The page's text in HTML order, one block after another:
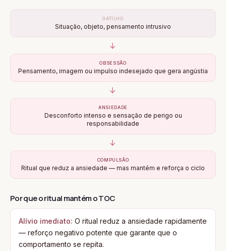
GATILHO
Situação, objeto, pensamento intrusivo
→
OBSESSÃO
Pensamento, imagem ou impulso indesejado que gera angústia
→
ANSIEDADE
Desconforto intenso e sensação de perigo ou
responsabilidade
→
COMPULSÃO
Ritual que reduz a ansiedade — mas mantém e reforça o ciclo
Por que o ritual mantém o TOC
Alívio imediato: O ritual reduz a ansiedade rapidamente
— reforço negativo potente que garante que o
comportamento se repita.